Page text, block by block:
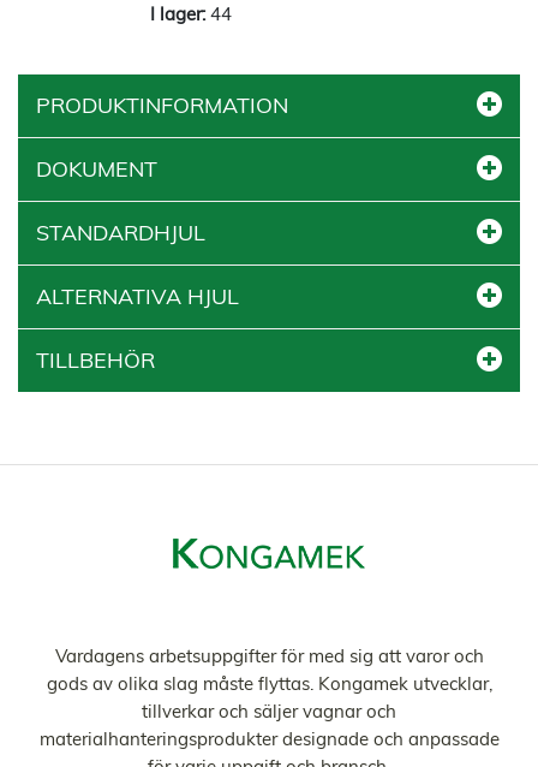
44
PRODUKTINFORMATION
DOKUMENT
STANDARDHJUL
ALTERNATIVA HJUL
TILLBEHÖR
Vardagens arbetsuppgifter för med sig att varor och
gods av olika slag måste flyttas. Kongamek utvecklar,
tillverkar och säljer vagnar och
materialhanteringsprodukter designade och anpassade